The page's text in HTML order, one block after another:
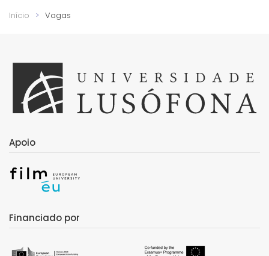
Início Vagas
Apoio
Financiado por